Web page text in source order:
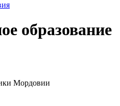
образование
Мордовии